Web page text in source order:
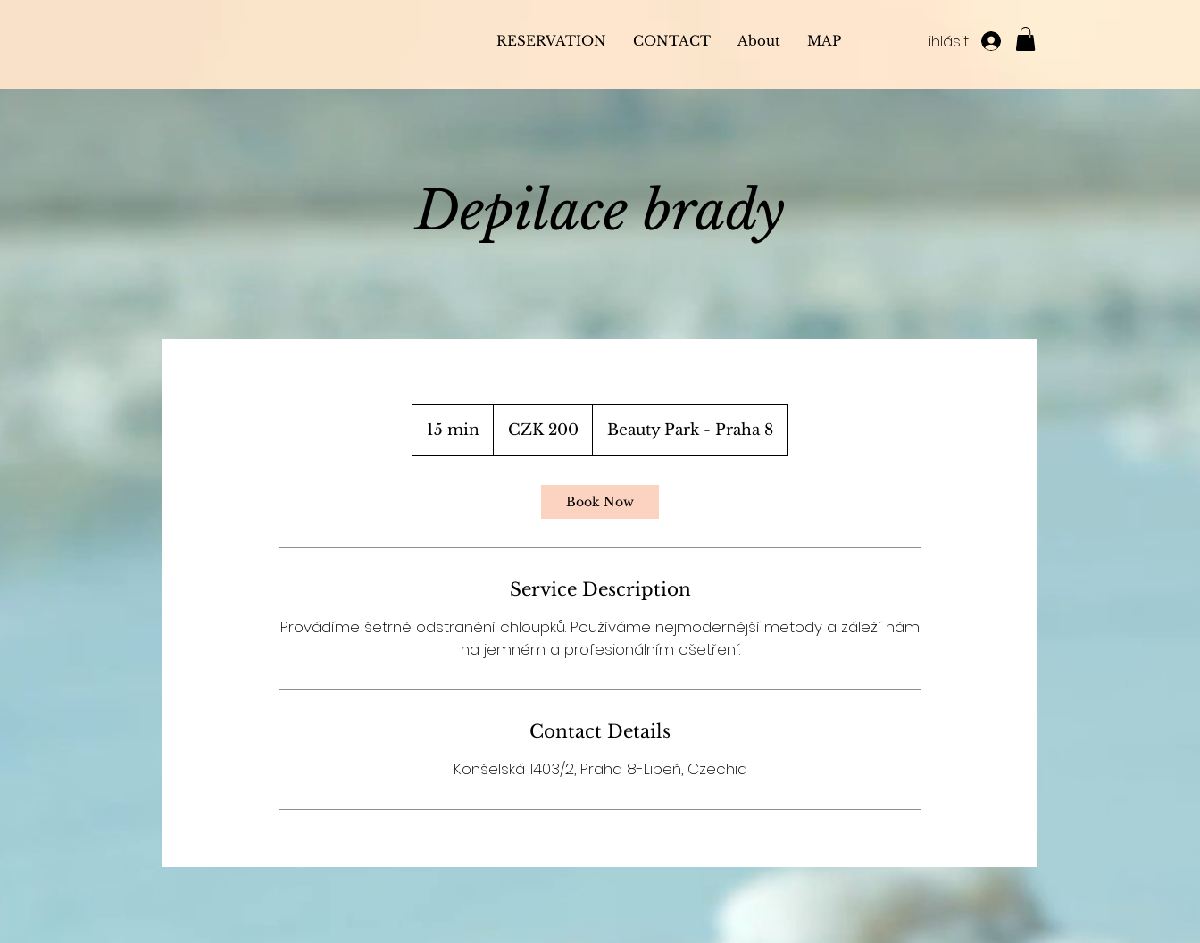
RESERVATION CONTACT About MAP Přihlásit
Depilace brady
15 min
5
korunas
CZK 200 Beauty Park - Praha 8
Book Now
Service Description
Provádíme šetrné odstranění chloupků. Používáme nejmodernější metody a záleží nám
na jemném a profesionálním ošetření.
Contact Details
Konšelská 1403/2, Praha 8-Libeň, Czechia